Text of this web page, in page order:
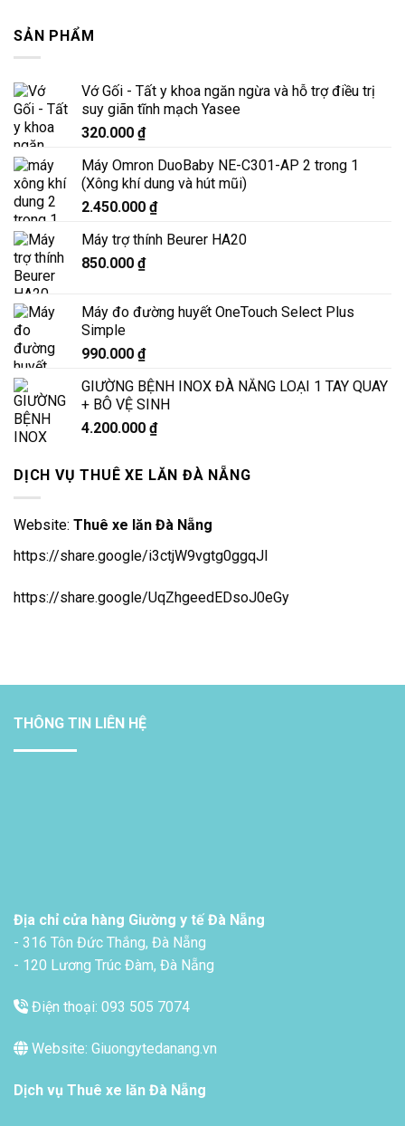
SẢN PHẨM
Vớ Gối - Tất y khoa ngăn ngừa và hỗ trợ điều trị
suy giãn tĩnh mạch Yasee
320.000 ₫
Máy Omron DuoBaby NE-C301-AP 2 trong 1
(Xông khí dung và hút mũi)
2.450.000 ₫
Máy trợ thính Beurer HA20
850.000 ₫
Máy đo đường huyết OneTouch Select Plus
Simple
990.000 ₫
GIƯỜNG BỆNH INOX ĐÀ NẴNG LOẠI 1 TAY QUAY
+ BÔ VỆ SINH
4.200.000 ₫
DỊCH VỤ THUÊ XE LĂN ĐÀ NẴNG
Website: Thuê xe lăn Đà Nẵng
https://share.google/i3ctjW9vgtg0ggqJl
https://share.google/UqZhgeedEDsoJ0eGy
THÔNG TIN LIÊN HỆ
Địa chỉ cửa hàng Giường y tế Đà Nẵng
- 316 Tôn Đức Thắng, Đà Nẵng
- 120 Lương Trúc Đàm, Đà Nẵng
Điện thoại: 093 505 7074
Website: Giuongytedanang.vn
Dịch vụ Thuê xe lăn Đà Nẵng